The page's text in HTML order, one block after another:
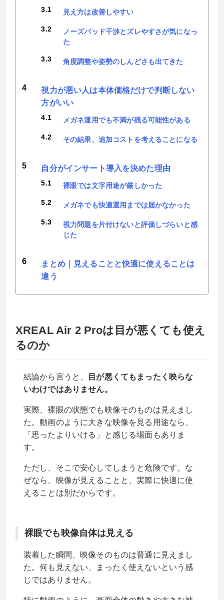
見え方は改善しやすい
ノーズパッド干渉とズレやすさが気になっ
た
角度調整や姿勢のしんどさも出てきた
視力が悪い人は本体価格だけで判断しない
方がいい
メガネ運用でも不満が残る可能性がある
その結果、追加コストを考えることになる
自分がインサート導入を決めた理由
裸眼では文字用途が厳しかった
メガネでも快適運用までは届かなかった
視力問題を片付けないと評価しづらいと感
じた
まとめ｜見えることと快適に使えることは
違う
XREAL Air 2 Proは目が悪くても使え
るのか
結論から言うと、
目が悪くてもまったく映らな
いわけではありません。
実際、裸眼の状態でも映像そのものは見えまし
た。動画のように大きな映像を見る用途なら、
「思ったよりいける」と感じる場面もありま
す。
ただし、そこで安心してしまうと危険です。な
ぜなら、映像が見えることと、実際に快適に使
えることは別だからです。
裸眼でも映像自体は見える
装着した瞬間、映像そのものは普通に見えまし
た。何も見えない、まったく使えないという感
じではありません。